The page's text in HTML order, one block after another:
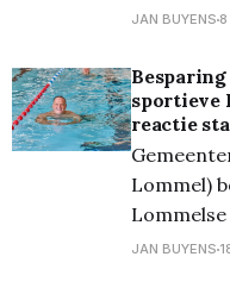
sloot het
werd er
geïnvesteerd. “De
dat
JAN BUYENS
sportieve
reactie
Lommel)
maanden
JAN BUYENS